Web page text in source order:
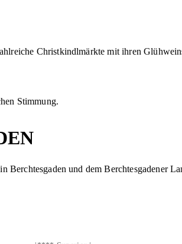
Christkindlmärkte mit ihren
Stimmung.
und dem Berchtesgadener